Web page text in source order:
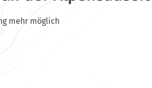
mehr möglich